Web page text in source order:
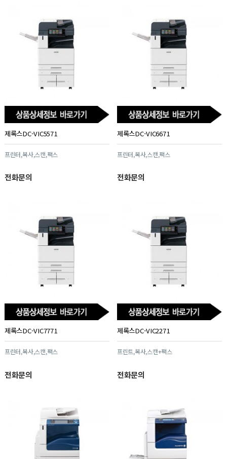
제록스DC-VIC5571
프린터,복사,스캔,팩스
전화문의
제록스DC-VIC6671
프린터,복사,스캔,팩스
전화문의
제록스DC-VIC7771
프린터,복사,스캔,팩스
전화문의
제록스DC-VIC2271
프린트,복사,스캔+팩스
전화문의